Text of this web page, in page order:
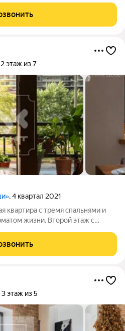
2 этаж из 7
, 4 квартал 2021
квартира с тремя спальнями и
жизни. Второй этаж с
Это редчайшая
открытое
3 этаж из 5